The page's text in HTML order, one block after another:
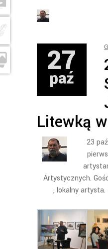
27
paź
Litewką
23
Artystycznych.
, lokalny